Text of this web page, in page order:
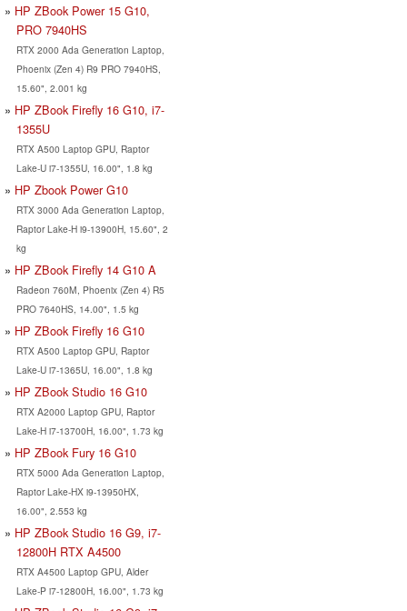
HP ZBook Power 15 G10,
PRO 7940HS
RTX 2000 Ada Generation Laptop,
Phoenix (Zen 4) R9 PRO 7940HS,
15.60", 2.001 kg
HP ZBook Firefly 16 G10, i7-
1355U
RTX A500 Laptop GPU, Raptor
Lake-U i7-1355U, 16.00", 1.8 kg
HP Zbook Power G10
RTX 3000 Ada Generation Laptop,
Raptor Lake-H i9-13900H, 15.60", 2
kg
HP ZBook Firefly 14 G10 A
Radeon 760M, Phoenix (Zen 4) R5
PRO 7640HS, 14.00", 1.5 kg
HP ZBook Firefly 16 G10
RTX A500 Laptop GPU, Raptor
Lake-U i7-1365U, 16.00", 1.8 kg
HP ZBook Studio 16 G10
RTX A2000 Laptop GPU, Raptor
Lake-H i7-13700H, 16.00", 1.73 kg
HP ZBook Fury 16 G10
RTX 5000 Ada Generation Laptop,
Raptor Lake-HX i9-13950HX,
16.00", 2.553 kg
HP ZBook Studio 16 G9, i7-
12800H RTX A4500
RTX A4500 Laptop GPU, Alder
Lake-P i7-12800H, 16.00", 1.73 kg